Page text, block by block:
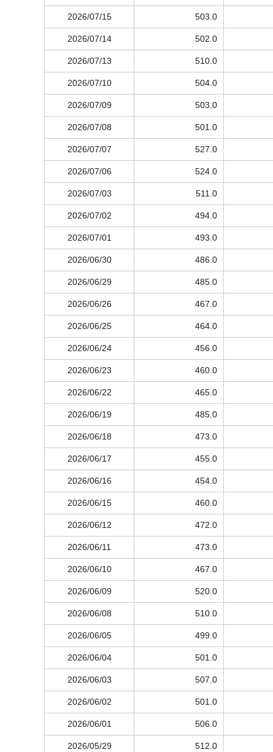
2026/07/15 503.0
2026/07/14 502.0
2026/07/13 510.0
2026/07/10 504.0
2026/07/09 503.0
2026/07/08 501.0
2026/07/07 527.0
2026/07/06 524.0
2026/07/03 511.0
2026/07/02 494.0
2026/07/01 493.0
2026/06/30 486.0
2026/06/29 485.0
2026/06/26 467.0
2026/06/25 464.0
2026/06/24 456.0
2026/06/23 460.0
2026/06/22 465.0
2026/06/19 485.0
2026/06/18 473.0
2026/06/17 455.0
2026/06/16 454.0
2026/06/15 460.0
2026/06/12 472.0
2026/06/11 473.0
2026/06/10 467.0
2026/06/09 520.0
2026/06/08 510.0
2026/06/05 499.0
2026/06/04 501.0
2026/06/03 507.0
2026/06/02 501.0
2026/06/01 506.0
2026/05/29 512.0